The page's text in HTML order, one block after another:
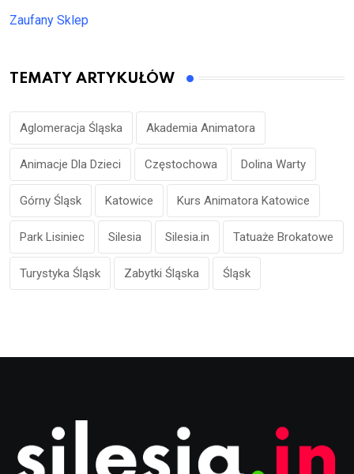
Zaufany Sklep
TEMATY ARTYKUŁÓW
Aglomeracja Śląska Akademia Animatora
Animacje Dla Dzieci Częstochowa Dolina Warty
Górny Śląsk Katowice Kurs Animatora Katowice
Park Lisiniec Silesia Silesia.in Tatuaże Brokatowe
Turystyka Śląsk Zabytki Śląska Śląsk